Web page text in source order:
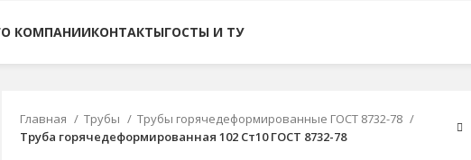
О КОМПАНИИКОНТАКТЫГОСТЫ И ТУ
Главная Трубы
Трубы горячедеформированные ГОСТ 8732-78
Труба горячедеформированная 102 Ст10 ГОСТ 8732-78